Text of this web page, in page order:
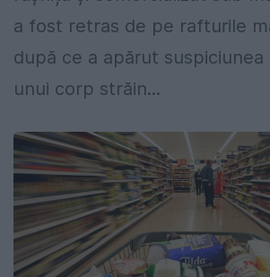
a fost retras de pe rafturile
după ce a apărut
unui corp străin...